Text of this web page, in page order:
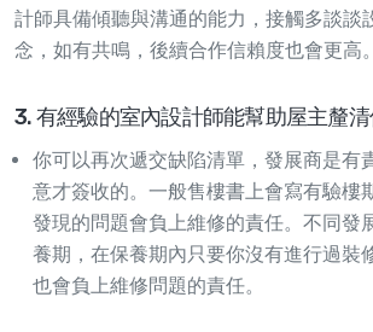
計師具備傾聽與溝通的能力，接觸多談談
念，如有共鳴，後續合作信賴度也會更高。
3. 有經驗的室內設計師能幫助屋主釐
你可以再次遞交缺陷清單，發展商是有
意才簽收的。一般售樓書上會寫有驗樓
發現的問題會負上維修的責任。不同發
養期，在保養期內只要你沒有進行過裝
也會負上維修問題的責任。